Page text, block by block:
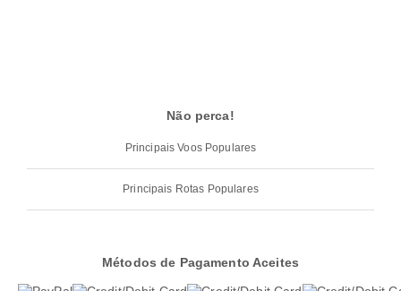
Não perca!
Principais Voos Populares
Principais Rotas Populares
Métodos de Pagamento Aceites